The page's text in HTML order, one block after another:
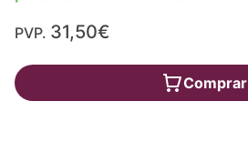
PVP. 31,50€
Comprar